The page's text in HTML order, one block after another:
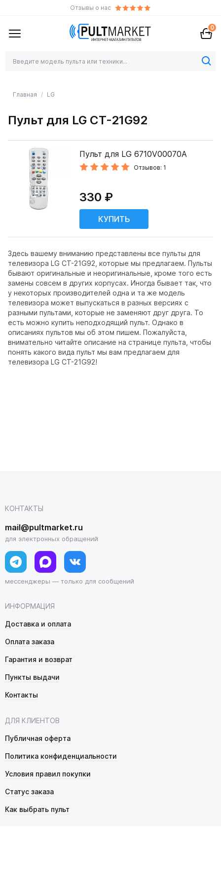
Отзывы о нас
0
Главная LG
Пульт для LG CT-21G92
Здесь вашему вниманию представлены все пульты для
телевизора LG CT-21G92, которые мы предлагаем. Пульты
бывают оригинальные и неоригинальные, кроме того есть
замены совсем в других корпусах. Иногда бывает так, что
у некоторых производителей одна и та же модель
телевизора может выпускаться в разных версиях с
разными пультами, которые не заменяют друг друга. То
есть можно купить неподходящий пульт. Однако в
описаниях пультов мы об этом пишем. Пожалуйста,
внимательно читайте описание на странице пульта, чтобы
понять какого вида пульт мы вам предлагаем для
телевизора LG CT-21G92!
Пульт для LG 6710V00070A
Отзывов: 1
330 ₽
ИНФОРМАЦИЯ
Доставка и оплата
Оплата заказа
Гарантия и возврат
Пункты выдачи
Контакты
ДЛЯ КЛИЕНТОВ
Публичная оферта
Политика конфиденциальности
Условия правил покупки
Статус заказа
Как выбрать пульт
КОНТАКТЫ
mail@pultmarket.ru
для электронных обращений
мессенджеры — только для сообщений